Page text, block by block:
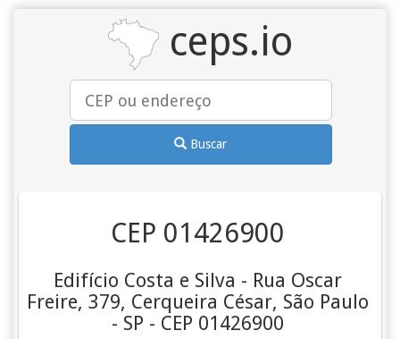
ceps.io
Buscar
CEP 01426900
Edifício Costa e Silva - Rua Oscar
Freire, 379, Cerqueira César, São Paulo
- SP - CEP 01426900